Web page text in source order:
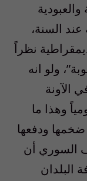
عند السنة،
نظراً
ولو انه
الآونة
وهذا ما
ودفعها
السوري أن
البلدان